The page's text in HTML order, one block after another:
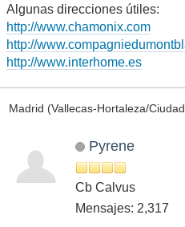
Algunas direcciones útiles:
http://www.chamonix.com
http://
http://www.interhome.es
Madrid (Vallecas-Hortaleza/
Pyrene
Cb Calvus
Mensajes: 2,317